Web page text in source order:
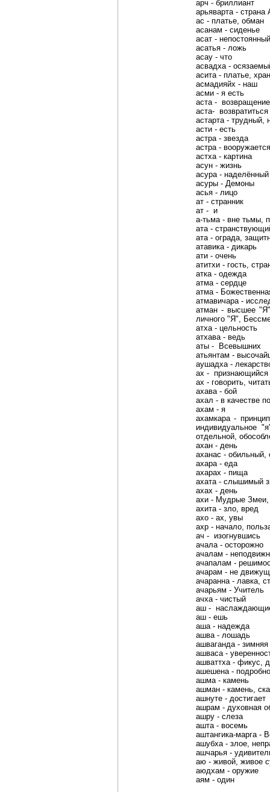
арч - бриллиант
арьяварта - страна
ас - платье, обман
асанам - сиденье
асат - непостоянный
асатья - ложь
асау - что
асвадха -
асита - платье,
асмадияйх - наш
асми - я есть
аста -
аста-
астарта - трудный,
асти - есть
астра - звезда
астра - вооружается
астха - картина
асун - жизнь
асура -
асуры - Демоны
асья - лицо
ат - странник
ат - и
а-тьма - вне тьмы,
ата -
ата - ограда,
атавика - дикарь
ати - очень
атитхи - гость,
атка - одежда
атма - сердце
атма -
атмавичара -
атман - высшее
личного "Я",
атха - цельность
атхава - ведь
аты - Всевышних
атьянтам -
аушадха -
ах - признающийся
ах - говорить,
ахава - бой
ахал - в качестве
ахам - я
ахамкара -
индивидуальное
отдельной,
ахан - день
аханас - обильный,
ахара - еда
ахарах - пища
ахата - слышимый
ахах - день
ахи - Мудрые Змеи,
ахита - зло, вред
ахо - ах, увы
ахр - начало,
ач - изогнувшись
ачала - осторожно
ачалам -
ачапалам -
ачарам - не
ачаранна - лавка,
ачарьям - Учитель
ачха - чистый
аш -
аш - ешь
аша - надежда
ашва - лошадь
ашваганда -
ашваса -
ашваттха - фикус,
ашешена - подробно
ашма - камень
ашман - камень,
ашнуте - достигает
ашрам - духовная
ашру - слеза
ашта - восемь
аштангика-марга -
ашубха - злое,
ашчарья -
аю - живой, живое
аюдхам - оружие
аям - один